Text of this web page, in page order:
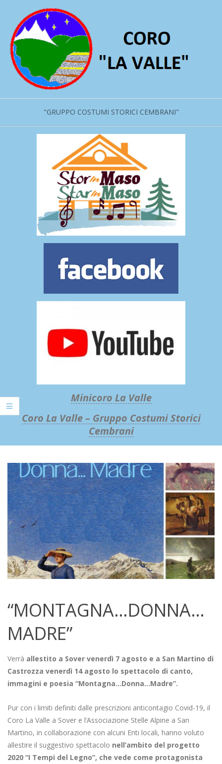
contenuto
"GRUPPO COSTUMI STORICI CEMBRANI"
Minicoro La Valle
Coro La Valle – Gruppo Costumi Storici
Cembrani
“MONTAGNA…DONNA…
MADRE”
Verrà allestito a Sover venerdì 7 agosto e a San Martino di
Castrozza venerdì 14 agosto lo spettacolo di canto,
immagini e poesia “Montagna…Donna…Madre”.
Pur con i limiti definiti dalle prescrizioni anticontagio Covid-19, il
Coro La Valle a Sover e l’Associazione Stelle Alpine a San
Martino, in collaborazione con alcuni Enti locali, hanno voluto
allestire il suggestivo spettacolo nell’ambito del progetto
2020 “I Tempi del Legno”, che vede come protagonista